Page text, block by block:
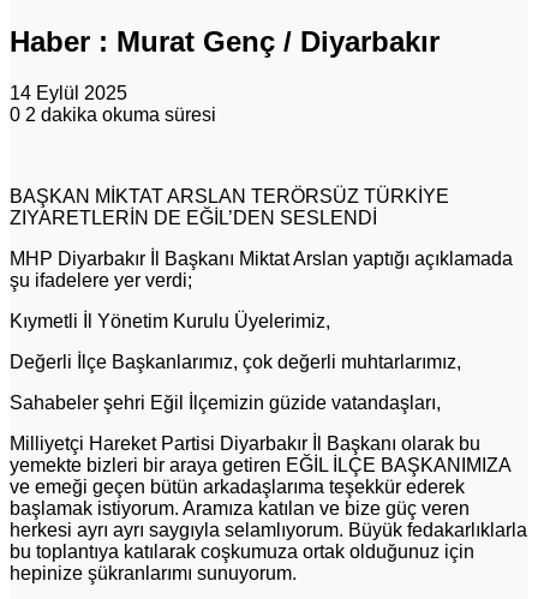
Haber : Murat Genç / Diyarbakır
14 Eylül 2025
0 2 dakika okuma süresi
BAŞKAN MİKTAT ARSLAN TERÖRSÜZ TÜRKİYE
ZIYARETLERİN DE EĞİL’DEN SESLENDİ
MHP Diyarbakır İl Başkanı Miktat Arslan yaptığı açıklamada
şu ifadelere yer verdi;
Kıymetli İl Yönetim Kurulu Üyelerimiz,
Değerli İlçe Başkanlarımız, çok değerli muhtarlarımız,
Sahabeler şehri Eğil İlçemizin güzide vatandaşları,
Milliyetçi Hareket Partisi Diyarbakır İl Başkanı olarak bu
yemekte bizleri bir araya getiren EĞİL İLÇE BAŞKANIMIZA
ve emeği geçen bütün arkadaşlarıma teşekkür ederek
başlamak istiyorum. Aramıza katılan ve bize güç veren
herkesi ayrı ayrı saygıyla selamlıyorum. Büyük fedakarlıklarla
bu toplantıya katılarak coşkumuza ortak olduğunuz için
hepinize şükranlarımı sunuyorum.